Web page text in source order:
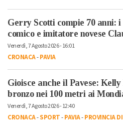
Gerry Scotti compie 70 anni:
comico e imitatore novese
Venerdì, 7 Agosto 2026 - 16:01
CRONACA-PAVIA
Gioisce anche il Pavese:
bronzo nei 100 metri ai
Venerdì, 7 Agosto 2026 - 12:40
CRONACA-SPORT-PAVIA-PROVINCIA